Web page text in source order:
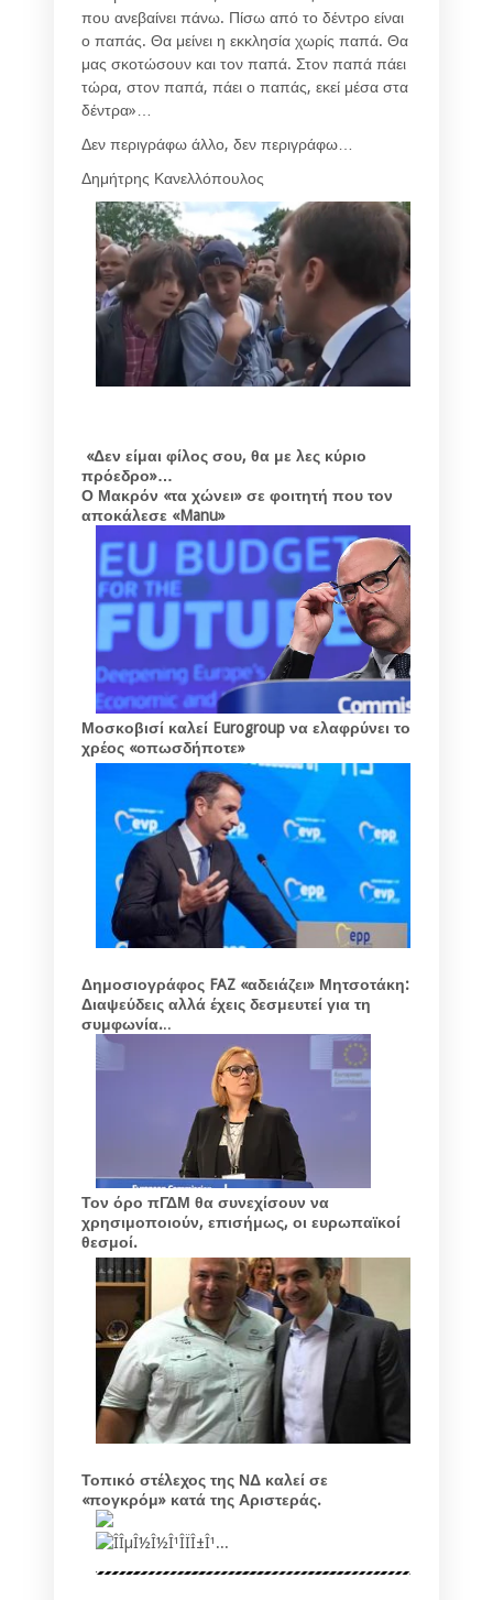
που ανεβαίνει πάνω. Πίσω από το δέντρο είναι
ο παπάς. Θα μείνει η εκκλησία χωρίς παπά. Θα
μας σκοτώσουν και τον παπά. Στον παπά πάει
τώρα, στον παπά, πάει ο παπάς, εκεί μέσα στα
δέντρα»…
Δεν περιγράφω άλλο, δεν περιγράφω…
Δημήτρης Κανελλόπουλος
«Δεν είμαι φίλος σου, θα με λες κύριο
πρόεδρο»…
Ο Μακρόν «τα χώνει» σε φοιτητή που τον
αποκάλεσε «Manu»
Μοσκοβισί καλεί Eurogroup να ελαφρύνει το
χρέος «οπωσδήποτε»
Δημοσιογράφος FAZ «αδειάζει» Μητσοτάκη:
Διαψεύδεις αλλά έχεις δεσμευτεί για τη
συμφωνία...
Τον όρο πΓΔΜ θα συνεχίσουν να
χρησιμοποιούν, επισήμως, οι ευρωπαϊκοί
θεσμοί.
Τοπικό στέλεχος της ΝΔ καλεί σε
«πογκρόμ» κατά της Αριστεράς.